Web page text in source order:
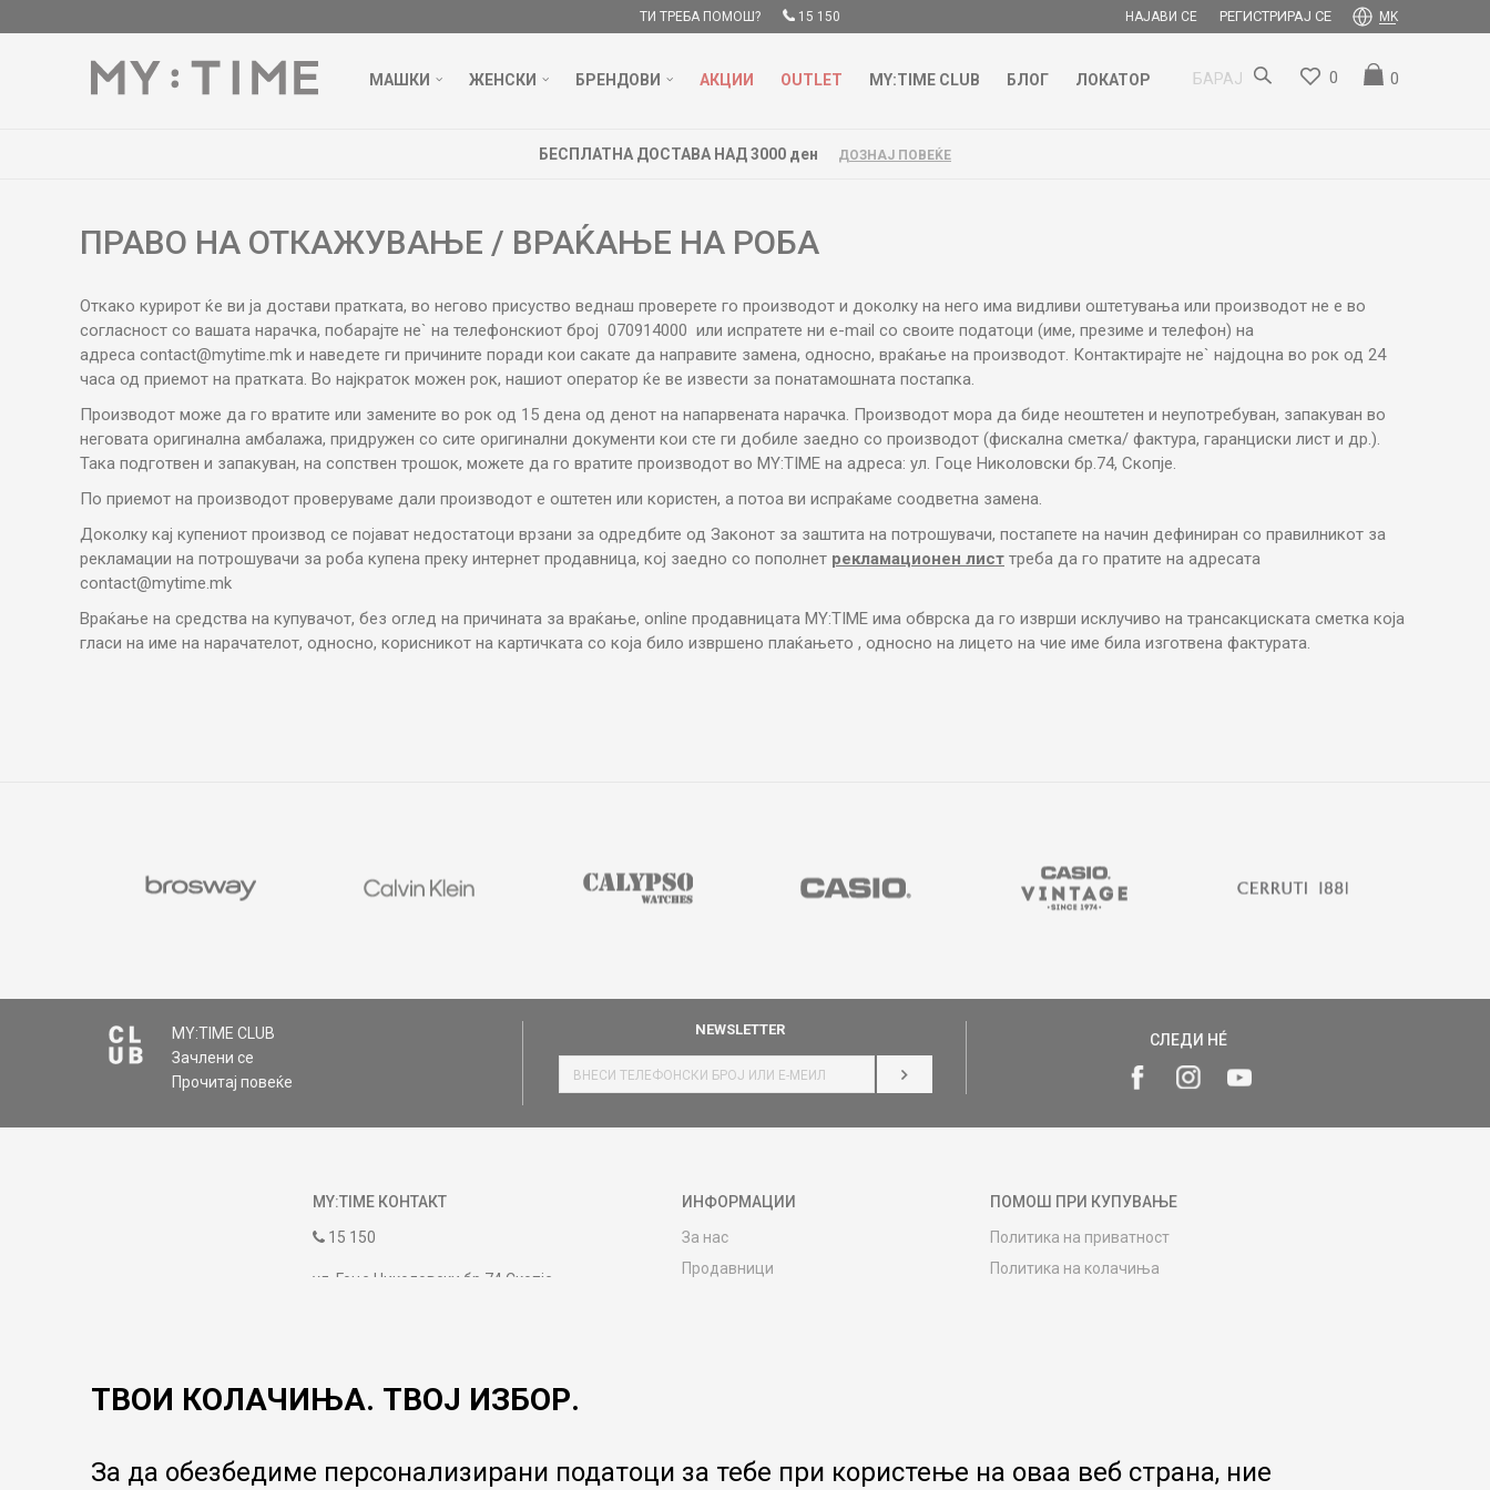
ТИ ТРЕБА ПОМОШ? 15 150 НАЈАВИ СЕ РЕГИСТРИРАЈ СЕ MK
МАШКИ ЖЕНСКИ БРЕНДОВИ АКЦИИ OUTLET MY:TIME CLUB БЛОГ ЛОКАТОР БАРАЈ 0
0
БЕСПЛАТНА ДОСТАВА НАД 3000 ден ДОЗНАЈ ПОВЕЌЕ
ПРАВО НА ОТКАЖУВАЊЕ / ВРАЌАЊЕ НА РОБА
Откако курирот ќе ви ја достави пратката, во негово присуство веднаш проверете го производот и доколку на него има видливи оштетувања или производот не е во
согласност со вашата нарачка, побарајте не` на телефонскиот број 070914000 или испратете ни e-mail со своите податоци (име, презиме и телефон) на
адреса contact@mytime.mk и наведете ги причините поради кои сакате да направите замена, односно, враќање на производот. Контактирајте не` најдоцна во рок од 24
часа од приемот на пратката. Во најкраток можен рок, нашиот оператор ќе ве извести за понатамошната постапка.
Производот може да го вратите или замените во рок од 15 дена од денот на напарвената нарачка. Производот мора да бидe неоштетен и неупотребуван, запакуван во
неговата оригинална амбалажа, придружен со сите оригинални документи кои сте ги добиле заедно со производот (фискална сметка/ фактура, гаранциски лист и др.).
Така подготвен и запакуван, на сопствен трошок, можете да го вратите производот во MY:TIME на адреса: ул. Гоце Николовски бр.74, Скопје.
По приемот на производот проверуваме дали производот е оштетен или користен, а потоа ви испраќаме соодветна замена.
Доколку кај купениот производ се појават недостатоци врзани за одредбите од Законот за заштита на потрошувачи, постапете на начин дефиниран со правилникот за
рекламации на потрошувачи за роба купена преку интернет продавница, кој заедно со пополнет рекламационен лист треба да го пратите на адресата
contact@mytime.mk
Враќање на средства на купувачот, без оглед на причината за враќање, online продавницата MY:TIME има обврска да го изврши исклучиво на трансакциската сметка која
гласи на име на нарачателот, односно, корисникот на картичката со која било извршено плаќањето , односно на лицето на чие име била изготвена фактурата.
MY:TIME CLUB
Зачлени се
Прочитај повеќе
NEWSLETTER
НАЈАВИ СЕ
СЛЕДИ НÉ
MY:TIME КОНТАКТ
15 150
ул. Гоце Николовски бр.74 Скопје
09:00 до 17:00
ИНФОРМАЦИИ
За нас
Продавници
Гаранција за производ
ПОМОШ ПРИ КУПУВАЊЕ
Политика на приватност
Политика на колачиња
Product Finder
ТВОИ КОЛАЧИЊА. ТВОЈ ИЗБОР.
За да обезбедиме персонализирани податоци за тебе при користење на оваа веб страна, ние